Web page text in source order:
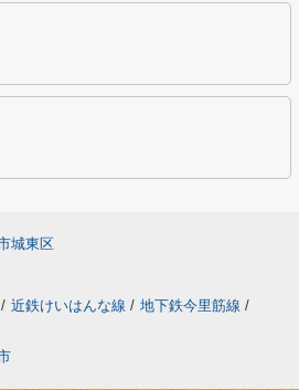
城東区
/ 近鉄けいはんな線 / 地下鉄今里筋線 /